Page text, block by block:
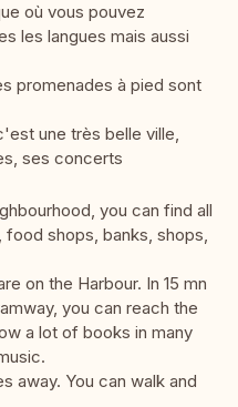
où vous pouvez
les langues mais aussi
promenades à pied sont
une très belle ville,
ses concerts
you can find all
food shops, banks, shops,
on the Harbour. In 15 mn
you can reach the
a lot of books in many
away. You can walk and